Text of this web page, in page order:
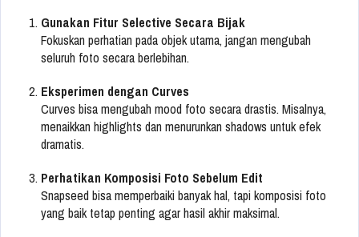
Gunakan Fitur Selective Secara Bijak
Fokuskan perhatian pada objek utama, jangan mengubah
seluruh foto secara berlebihan.
Eksperimen dengan Curves
Curves bisa mengubah mood foto secara drastis. Misalnya,
menaikkan highlights dan menurunkan shadows untuk efek
dramatis.
Perhatikan Komposisi Foto Sebelum Edit
Snapseed bisa memperbaiki banyak hal, tapi komposisi foto
yang baik tetap penting agar hasil akhir maksimal.